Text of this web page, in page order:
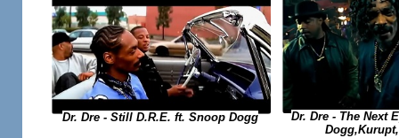
Dr. Dre - Still D.R.E. ft. Snoop Dogg
Dr. Dre - The Next